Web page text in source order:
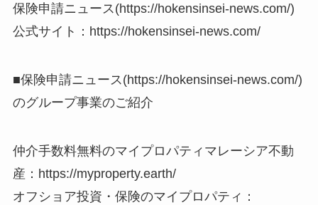
保険申請ニュース(https://hokensinsei-news.com/)
公式サイト：https://hokensinsei-news.com/
■保険申請ニュース(https://hokensinsei-news.com/)
のグループ事業のご紹介
仲介手数料無料のマイプロパティマレーシア不動
産：https://myproperty.earth/
オフショア投資・保険のマイプロパティ：